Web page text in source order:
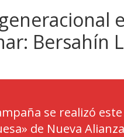
Bersahín
se realizó
de Nueva